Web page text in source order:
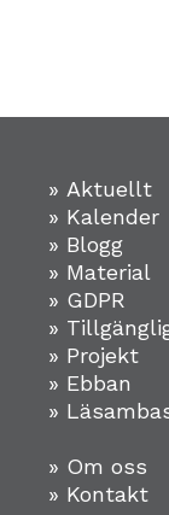
» Aktuellt
» Kalender
» Blogg
» Material
» GDPR
»
» Projekt
» Ebban
»
» Om oss
» Kontakt